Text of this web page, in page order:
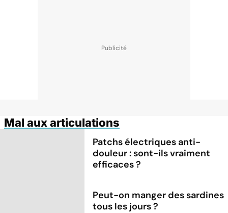
Mal aux articulations
Patchs électriques anti-
douleur : sont-ils vraiment
efficaces ?
Peut-on manger des sardines
tous les jours ?